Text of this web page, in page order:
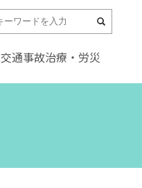
交通事故治療・労災